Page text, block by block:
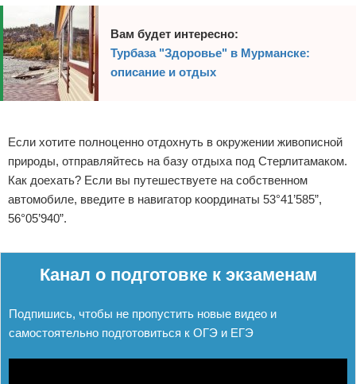
Вам будет интересно:
Турбаза "Здоровье" в Мурманске:
описание и отдых
Если хотите полноценно отдохнуть в окружении живописной
природы, отправляйтесь на базу отдыха под Стерлитамаком.
Как доехать? Если вы путешествуете на собственном
автомобиле, введите в навигатор координаты 53°41’585”,
56°05’940”.
Канал о подготовке к экзаменам
Подпишись, чтобы не пропустить новые видео и
самостоятельно подготовиться к ОГЭ и ЕГЭ